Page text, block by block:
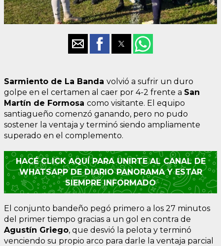
Sarmiento de La Banda volvió a sufrir un duro
golpe en el certamen al caer por 4-2 frente a San
Martín de Formosa como visitante. El equipo
santiagueño comenzó ganando, pero no pudo
sostener la ventaja y terminó siendo ampliamente
superado en el complemento.
HACÉ CLICK AQUÍ PARA UNIRTE AL CANAL DE
WHATSAPP DE DIARIO PANORAMA Y ESTAR
SIEMPRE INFORMADO
El conjunto bandeño pegó primero a los 27 minutos
del primer tiempo gracias a un gol en contra de
Agustín Griego, que desvió la pelota y terminó
venciendo su propio arco para darle la ventaja parcial